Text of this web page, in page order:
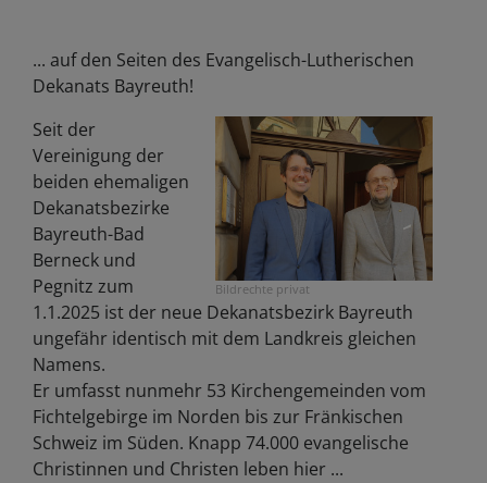
... auf den Seiten des Evangelisch-Lutherischen
Dekanats Bayreuth!
Bildrechte privat
Seit der
Vereinigung der
beiden ehemaligen
Dekanatsbezirke
Bayreuth-Bad
Berneck und
Pegnitz zum
1.1.2025 ist der neue Dekanatsbezirk Bayreuth
ungefähr identisch mit dem Landkreis gleichen
Namens.
Er umfasst nunmehr 53 Kirchengemeinden vom
Fichtelgebirge im Norden bis zur Fränkischen
Schweiz im Süden. Knapp 74.000 evangelische
Christinnen und Christen leben hier ...